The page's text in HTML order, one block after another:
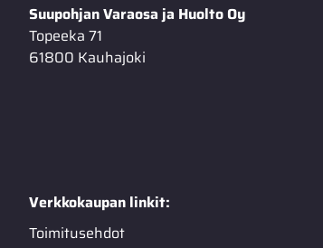
Suupohjan Varaosa ja Huolto Oy
Topeeka 71
61800 Kauhajoki
Verkkokaupan linkit:
Toimitusehdot